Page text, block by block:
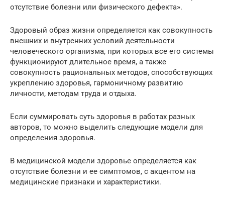
отсутствие болезни или физического дефекта».
Здоровый образ жизни определяется как совокупность
внешних и внутренних условий деятельности
человеческого организма, при которых все его системы
функционируют длительное время, а также
совокупность рациональных методов, способствующих
укреплению здоровья, гармоничному развитию
личности, методам труда и отдыха.
Если суммировать суть здоровья в работах разных
авторов, то можно выделить следующие модели для
определения здоровья.
В медицинской модели здоровье определяется как
отсутствие болезни и ее симптомов, с акцентом на
медицинские признаки и характеристики.